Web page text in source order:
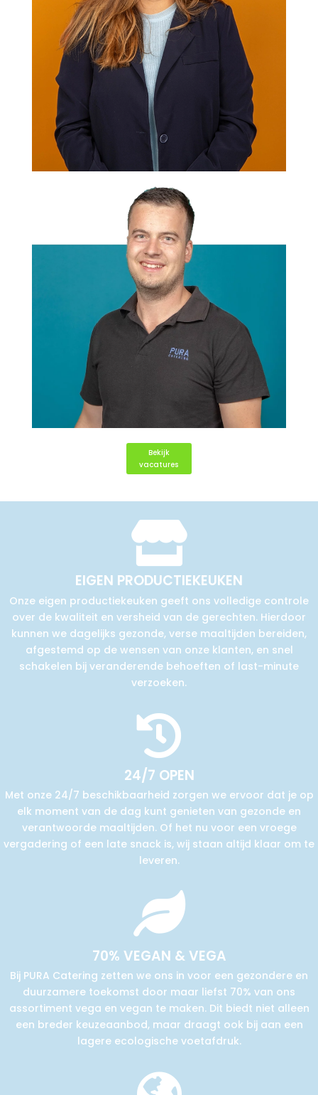
Bekijk
vacatures

EIGEN PRODUCTIEKEUKEN
Onze eigen productiekeuken geeft ons volledige controle
over de kwaliteit en versheid van de gerechten. Hierdoor
kunnen we dagelijks gezonde, verse maaltijden bereiden,
afgestemd op de wensen van onze klanten, en snel
schakelen bij veranderende behoeften of last-minute
verzoeken.

24/7 OPEN
Met onze 24/7 beschikbaarheid zorgen we ervoor dat je op
elk moment van de dag kunt genieten van gezonde en
verantwoorde maaltijden. Of het nu voor een vroege
vergadering of een late snack is, wij staan altijd klaar om te
leveren.

70% VEGAN & VEGA
Bij PURA Catering zetten we ons in voor een gezondere en
duurzamere toekomst door maar liefst 70% van ons
assortiment vega en vegan te maken. Dit biedt niet alleen
een breder keuzeaanbod, maar draagt ook bij aan een
lagere ecologische voetafdruk.